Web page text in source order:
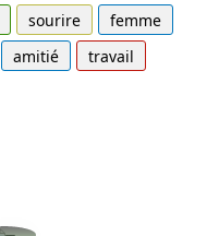
sourire
femme
amitié
travail